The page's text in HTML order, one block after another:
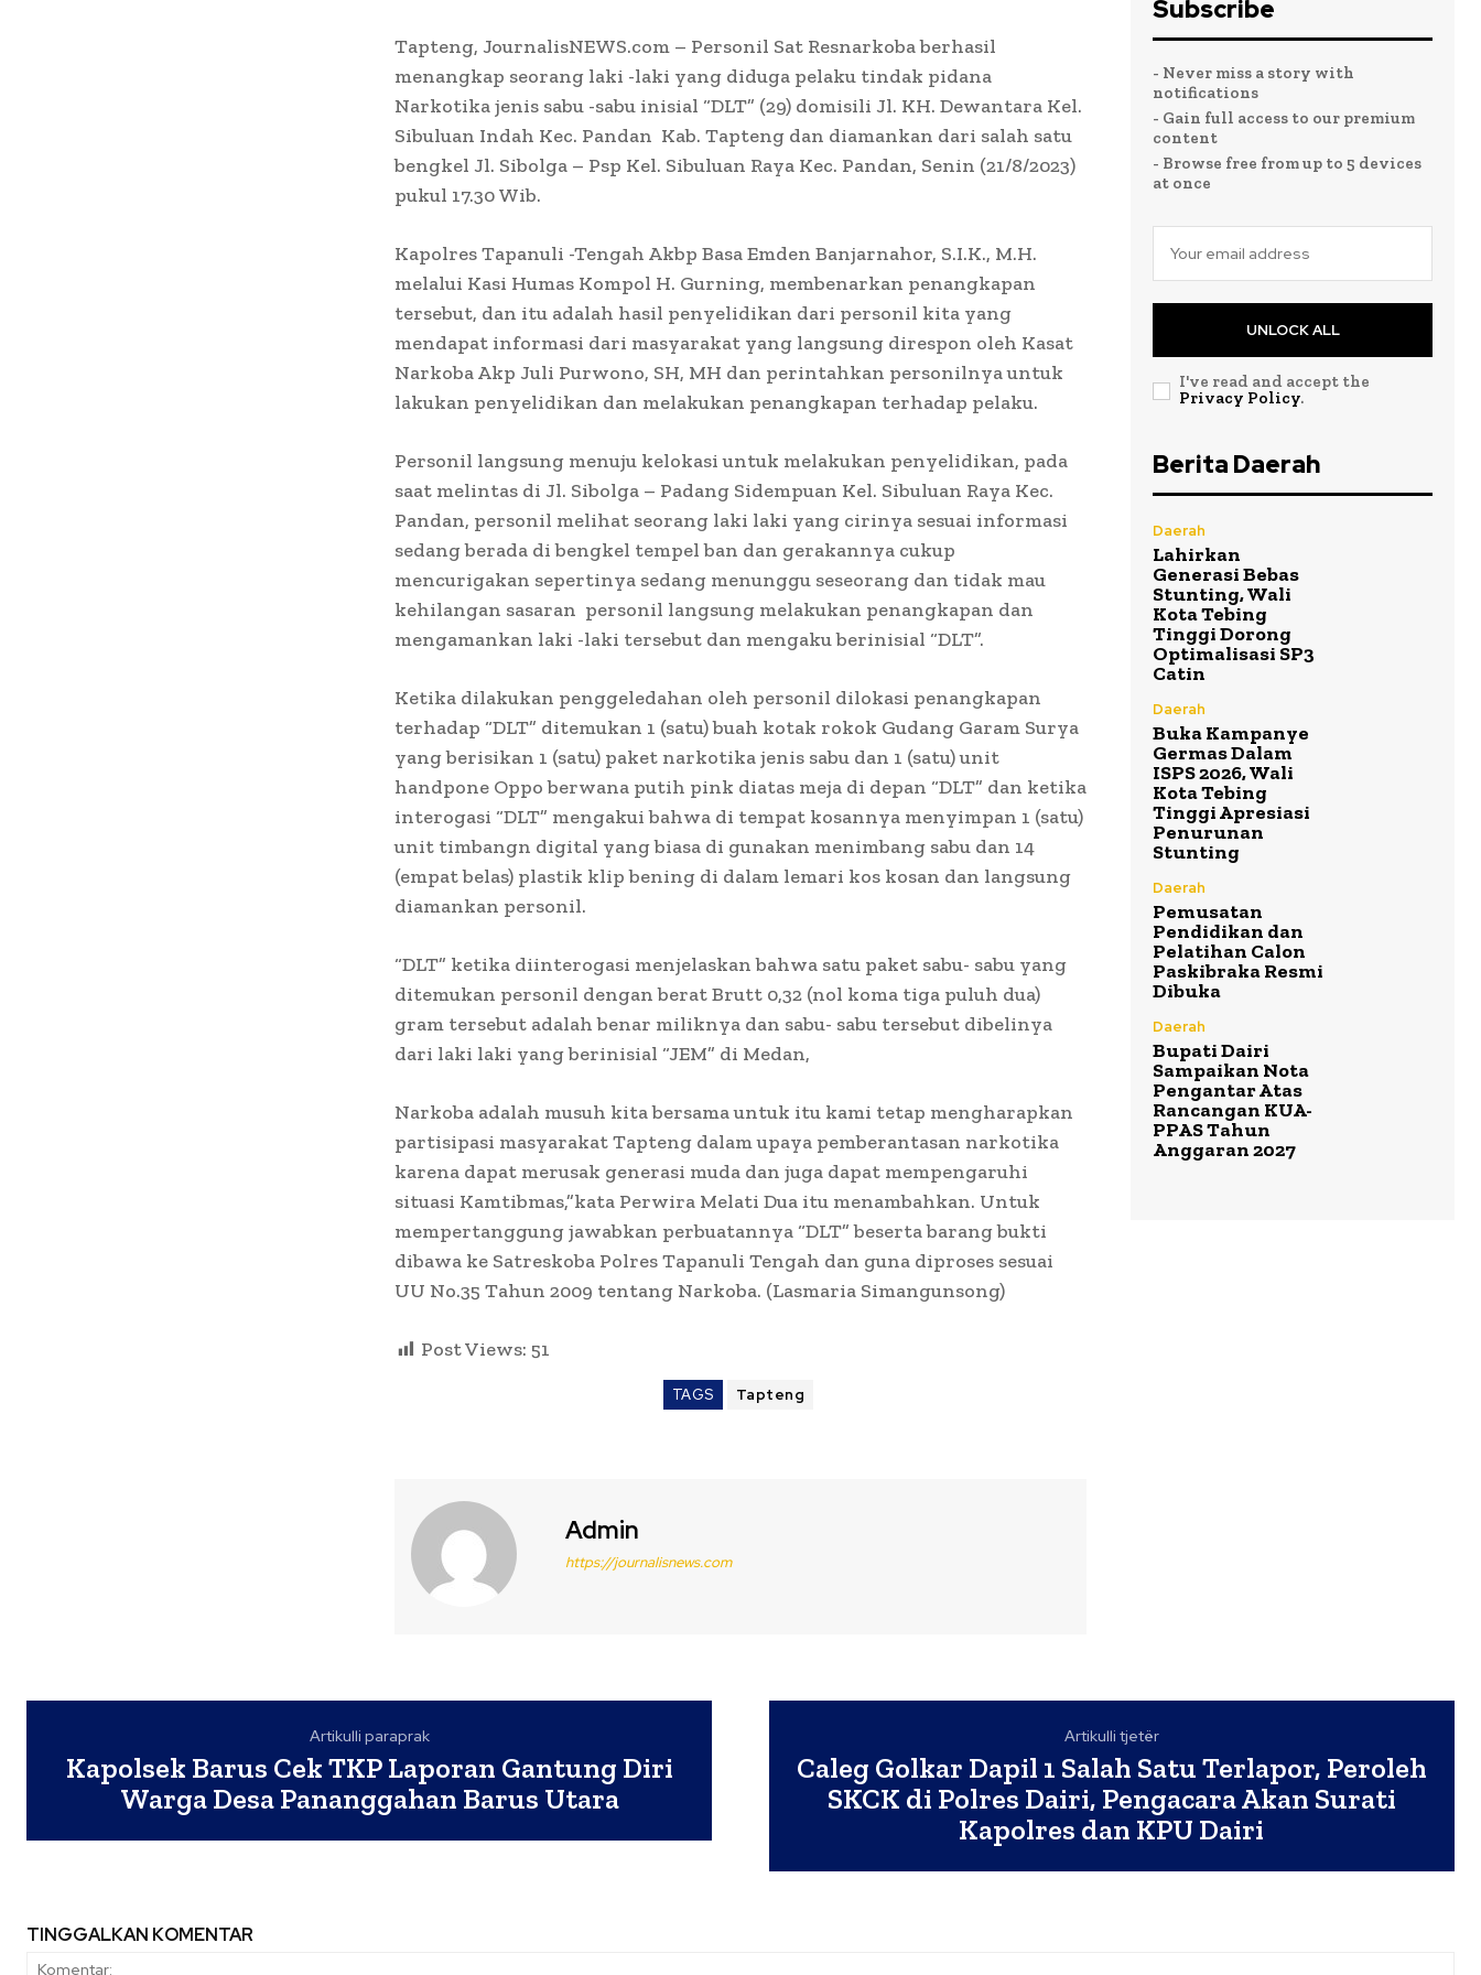
Tapteng, JournalisNEWS.com – Personil Sat Resnarkoba berhasil
menangkap seorang laki -laki yang diduga pelaku tindak pidana
Narkotika jenis sabu -sabu inisial “DLT” (29) domisili Jl. KH. Dewantara Kel.
Sibuluan Indah Kec. Pandan Kab. Tapteng dan diamankan dari salah satu
bengkel Jl. Sibolga – Psp Kel. Sibuluan Raya Kec. Pandan, Senin (21/8/2023)
pukul 17.30 Wib.
Kapolres Tapanuli -Tengah Akbp Basa Emden Banjarnahor, S.I.K., M.H.
melalui Kasi Humas Kompol H. Gurning, membenarkan penangkapan
tersebut, dan itu adalah hasil penyelidikan dari personil kita yang
mendapat informasi dari masyarakat yang langsung direspon oleh Kasat
Narkoba Akp Juli Purwono, SH, MH dan perintahkan personilnya untuk
lakukan penyelidikan dan melakukan penangkapan terhadap pelaku.
Personil langsung menuju kelokasi untuk melakukan penyelidikan, pada
saat melintas di Jl. Sibolga – Padang Sidempuan Kel. Sibuluan Raya Kec.
Pandan, personil melihat seorang laki laki yang cirinya sesuai informasi
sedang berada di bengkel tempel ban dan gerakannya cukup
mencurigakan sepertinya sedang menunggu seseorang dan tidak mau
kehilangan sasaran personil langsung melakukan penangkapan dan
mengamankan laki -laki tersebut dan mengaku berinisial “DLT”.
Ketika dilakukan penggeledahan oleh personil dilokasi penangkapan
terhadap “DLT” ditemukan 1 (satu) buah kotak rokok Gudang Garam Surya
yang berisikan 1 (satu) paket narkotika jenis sabu dan 1 (satu) unit
handpone Oppo berwana putih pink diatas meja di depan “DLT” dan ketika
interogasi “DLT” mengakui bahwa di tempat kosannya menyimpan 1 (satu)
unit timbangn digital yang biasa di gunakan menimbang sabu dan 14
(empat belas) plastik klip bening di dalam lemari kos kosan dan langsung
diamankan personil.
“DLT” ketika diinterogasi menjelaskan bahwa satu paket sabu- sabu yang
ditemukan personil dengan berat Brutt 0,32 (nol koma tiga puluh dua)
gram tersebut adalah benar miliknya dan sabu- sabu tersebut dibelinya
dari laki laki yang berinisial “JEM” di Medan,
Narkoba adalah musuh kita bersama untuk itu kami tetap mengharapkan
partisipasi masyarakat Tapteng dalam upaya pemberantasan narkotika
karena dapat merusak generasi muda dan juga dapat mempengaruhi
situasi Kamtibmas,”kata Perwira Melati Dua itu menambahkan. Untuk
mempertanggung jawabkan perbuatannya “DLT” beserta barang bukti
dibawa ke Satreskoba Polres Tapanuli Tengah dan guna diproses sesuai
UU No.35 Tahun 2009 tentang Narkoba. (Lasmaria Simangunsong)
Post Views: 51
TAGS Tapteng
Admin
https://journalisnews.com
Subscribe
- Never miss a story with
notifications
- Gain full access to our premium
content
- Browse free from up to 5 devices
at once
UNLOCK ALL
I've read and accept the
Privacy Policy.
Berita Daerah
Daerah
Lahirkan
Generasi Bebas
Stunting, Wali
Kota Tebing
Tinggi Dorong
Optimalisasi SP3
Catin
Daerah
Buka Kampanye
Germas Dalam
ISPS 2026, Wali
Kota Tebing
Tinggi Apresiasi
Penurunan
Stunting
Daerah
Pemusatan
Pendidikan dan
Pelatihan Calon
Paskibraka Resmi
Dibuka
Daerah
Bupati Dairi
Sampaikan Nota
Pengantar Atas
Rancangan KUA-
PPAS Tahun
Anggaran 2027
Artikulli paraprak
Kapolsek Barus Cek TKP Laporan Gantung Diri
Warga Desa Pananggahan Barus Utara
Artikulli tjetër
Caleg Golkar Dapil 1 Salah Satu Terlapor, Peroleh
SKCK di Polres Dairi, Pengacara Akan Surati
Kapolres dan KPU Dairi
TINGGALKAN KOMENTAR